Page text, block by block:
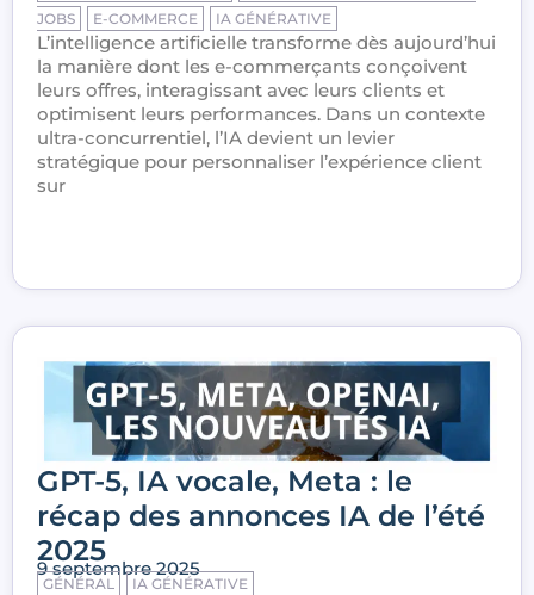
JOBS
E-COMMERCE IA GÉNÉRATIVE
L’intelligence artificielle transforme dès aujourd’hui
la manière dont les e-commerçants conçoivent
leurs offres, interagissant avec leurs clients et
optimisent leurs performances. Dans un contexte
ultra-concurrentiel, l’IA devient un levier
stratégique pour personnaliser l’expérience client
sur
GPT-5, IA vocale, Meta : le
récap des annonces IA de l’été
2025
9 septembre 2025
GÉNÉRAL IA GÉNÉRATIVE